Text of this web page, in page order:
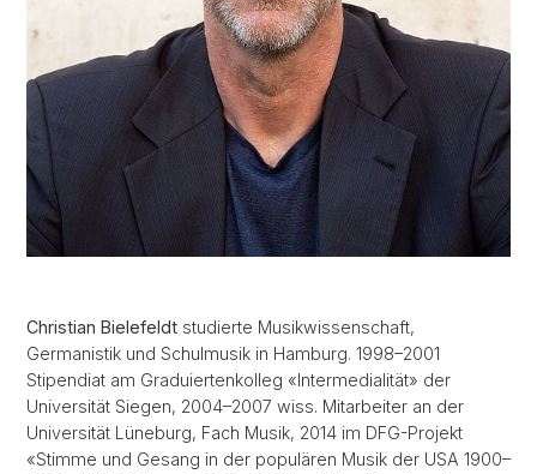
Christian Bielefeldt studierte Musikwissenschaft,
Germanistik und Schulmusik in Hamburg. 1998–2001
Stipendiat am Graduiertenkolleg «Intermedialität» der
Universität Siegen, 2004–2007 wiss. Mitarbeiter an der
Universität Lüneburg, Fach Musik, 2014 im DFG-Projekt
«Stimme und Gesang in der populären Musik der USA 1900–